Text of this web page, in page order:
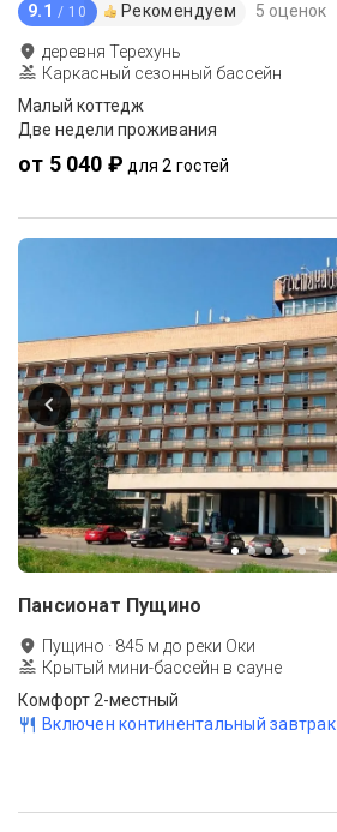
9.1 / 10 Рекомендуем 5 оценок
деревня Терехунь
Каркасный сезонный бассейн
Малый коттедж
Две недели проживания
от 5 040 ₽ для 2 гостей
Пансионат Пущино
Пущино · 845 м до реки Оки
Крытый мини-бассейн в сауне
Комфорт 2-местный
Включен континентальный завтрак